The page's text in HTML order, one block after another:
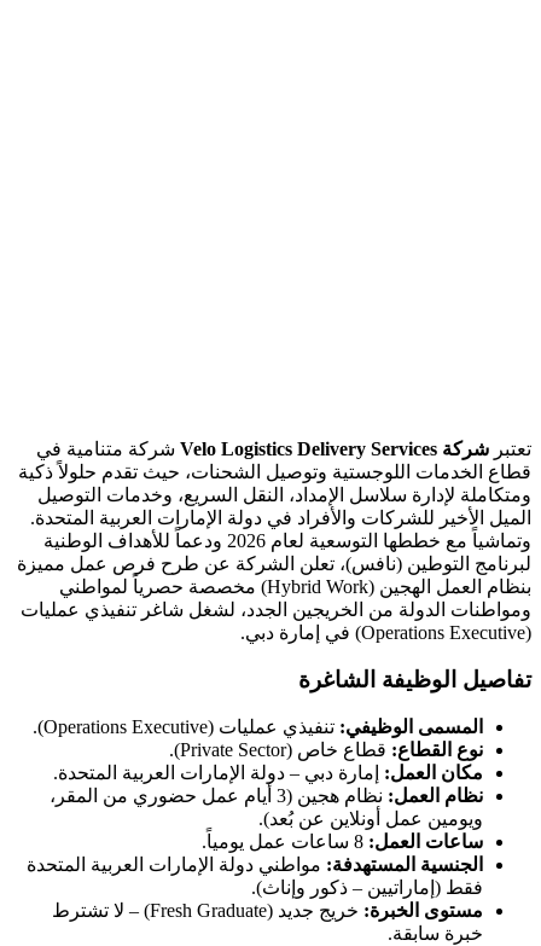
تعتبر شركة Velo Logistics Delivery Services
شركة متنامية في
قطاع الخدمات اللوجستية وتوصيل الشحنات، حيث تقدم حلولاً ذكية
ومتكاملة لإدارة سلاسل الإمداد، النقل السريع، وخدمات التوصيل
الميل الأخير للشركات والأفراد في دولة الإمارات العربية المتحدة.
وتماشياً مع خططها التوسعية لعام 2026 ودعماً للأهداف الوطنية
لبرنامج التوطين (نافس)، تعلن الشركة عن طرح فرص عمل مميزة
بنظام العمل الهجين (Hybrid Work) مخصصة حصرياً لمواطني
ومواطنات الدولة من الخريجين الجدد، لشغل شاغر تنفيذي عمليات
(Operations Executive) في إمارة دبي.
تفاصيل الوظيفة الشاغرة
المسمى الوظيفي: تنفيذي عمليات (Operations Executive).
نوع القطاع: قطاع خاص (Private Sector).
مكان العمل: إمارة دبي – دولة الإمارات العربية المتحدة.
نظام العمل:
نظام هجين (3 أيام عمل حضوري من المقر،
ويومين عمل أونلاين عن بُعد).
ساعات العمل:
الجنسية المستهدفة: مواطني دولة الإمارات العربية المتحدة
فقط (إماراتيين – ذكور وإناث).
مستوى الخبرة:
خريج جديد (Fresh Graduate) – لا تشترط
خبرة سابقة.